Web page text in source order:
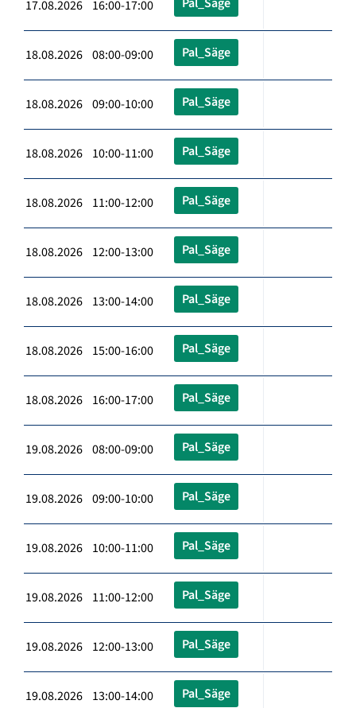
17.08.2026 16:00-17:00
18.08.2026 08:00-09:00 Pal_Säge
18.08.2026 09:00-10:00 Pal_Säge
18.08.2026 10:00-11:00 Pal_Säge
18.08.2026 11:00-12:00 Pal_Säge
18.08.2026 12:00-13:00 Pal_Säge
18.08.2026 13:00-14:00 Pal_Säge
18.08.2026 15:00-16:00 Pal_Säge
18.08.2026 16:00-17:00 Pal_Säge
19.08.2026 08:00-09:00 Pal_Säge
19.08.2026 09:00-10:00 Pal_Säge
19.08.2026 10:00-11:00 Pal_Säge
19.08.2026 11:00-12:00 Pal_Säge
19.08.2026 12:00-13:00 Pal_Säge
19.08.2026 13:00-14:00 Pal_Säge